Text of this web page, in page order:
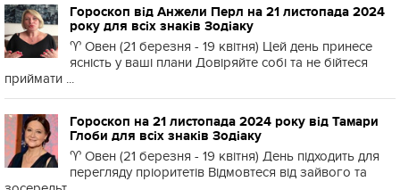
Гороскоп від Анжели Перл на 21 листопада 2024
року для всіх знаків Зодіаку
♈️ Овен (21 березня - 19 квітня) Цей день принесе
ясність у ваші плани Довіряйте собі та не бійтеся
приймати ...
Гороскоп на 21 листопада 2024 року від Тамари
Глоби для всіх знаків Зодіаку
♈️ Овен (21 березня - 19 квітня) День підходить для
перегляду пріоритетів Відмовтеся від зайвого та